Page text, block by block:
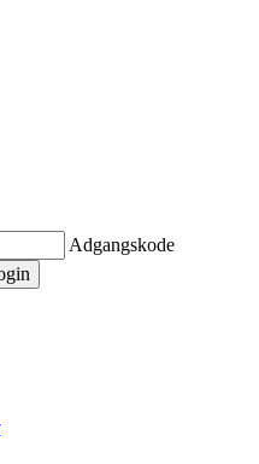
Adgangskode